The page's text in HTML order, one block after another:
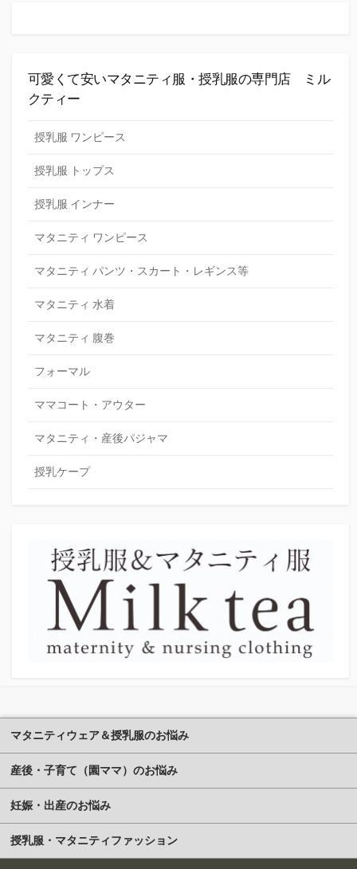
可愛くて安いマタニティ服・授乳服の専門店 ミル
クティー
授乳服 ワンピース
授乳服 トップス
授乳服 インナー
マタニティ ワンピース
マタニティ パンツ・スカート・レギンス等
マタニティ 水着
マタニティ 腹巻
フォーマル
ママコート・アウター
マタニティ・産後パジャマ
授乳ケープ
マタニティウェア＆授乳服のお悩み
産後・子育て（園ママ）のお悩み
妊娠・出産のお悩み
授乳服・マタニティファッション